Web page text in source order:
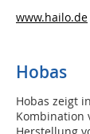
www.hailo.de
Hobas
Hobas zeigt
Kombination